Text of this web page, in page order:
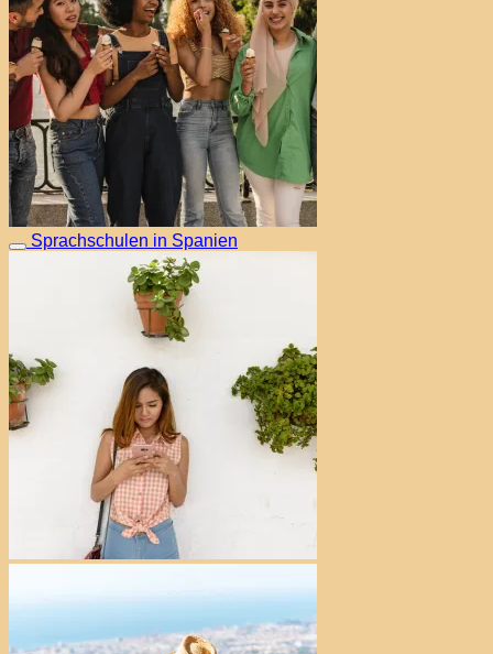
Sprachschulen in Spanien